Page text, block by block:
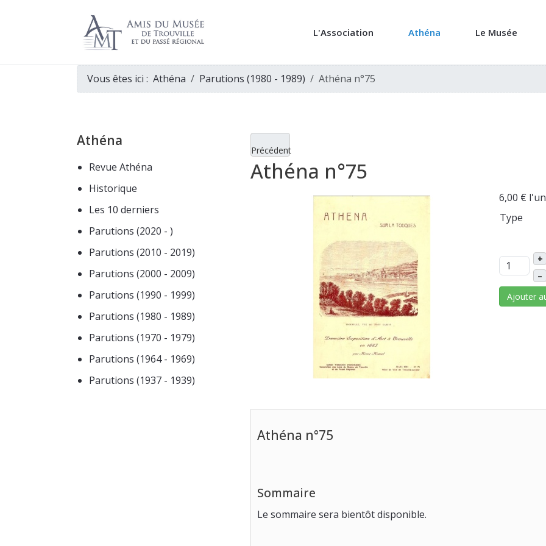
L'Association Athéna Le Musée
Vous êtes ici : Athéna Parutions (1980 - 1989) Athéna n°75
Athéna
Revue Athéna
Historique
Les 10 derniers
Parutions (2020 - )
Parutions (2010 - 2019)
Parutions (2000 - 2009)
Parutions (1990 - 1999)
Parutions (1980 - 1989)
Parutions (1970 - 1979)
Parutions (1964 - 1969)
Parutions (1937 - 1939)
Précédent
Athéna n°75
6,00 €
Type
+
–
Ajouter
Athéna n°75
Sommaire
Le sommaire sera bientôt disponible.